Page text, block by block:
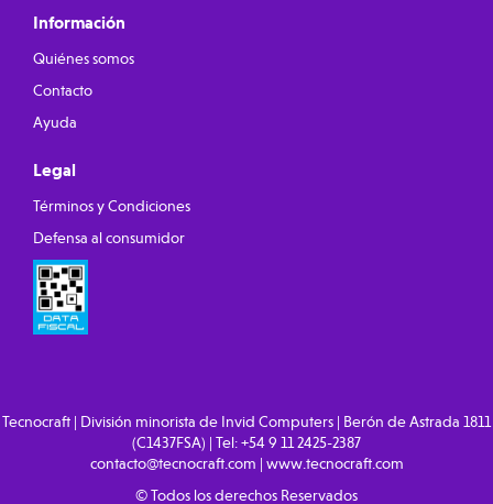
Información
Quiénes somos
Contacto
Ayuda
Legal
Términos y Condiciones
Defensa al consumidor
Tecnocraft | División minorista de Invid Computers | Berón de Astrada 1811
(C1437FSA) | Tel:+54 9 11 2425-2387
contacto@tecnocraft.com | www.tecnocraft.com
© Todos los derechos Reservados